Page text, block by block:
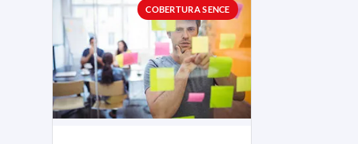
COBERTURA SENCE